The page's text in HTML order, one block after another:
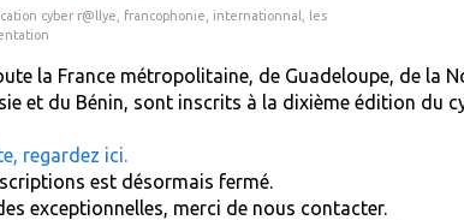
cyber r@llye francophonie internationnal
les
la France métropolitaine, de Guadeloupe, de la
et du Bénin, sont inscrits à la dixième édition du
regardez ici.
est désormais fermé.
exceptionnelles, merci de nous contacter.